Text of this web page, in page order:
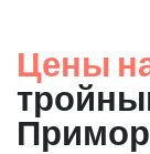
Цены